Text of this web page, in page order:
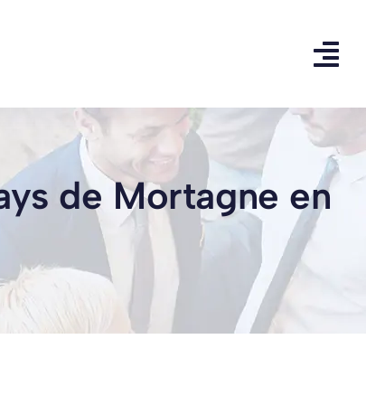
de Mortagne en